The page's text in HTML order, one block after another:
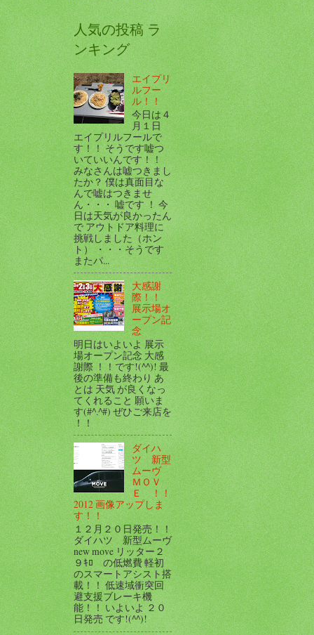
人気の投稿 ラ
ンキング
エイプリ
ルフー
ル！！
今日は４
月１日
エイプリルフールで
す！！ そうです嘘つ
いていいんです！！
みなさんは嘘つきまし
たか？ 僕は真面目な
んで嘘はつきませ
ん・・・ 嘘です ！ 今
日は天気が良かったん
で アウトドア料理に
挑戦しました（ホン
ト） ・・・そうです
またパ...
大感謝
際！！
展示場オ
ープン記
念
明日はいよいよ 展示
場オープン記念 大感
謝際 ！！です!(^^)! 最
後の準備も終わり あ
とは 天気 が良くなっ
てくれること 願いま
す(#^.^#) ぜひご来店を
！！
ダイハ
ツ 新型
ムーヴ
ＭＯＶ
Ｅ ！！
2012 画像アップしま
す！！
１２月２０日発売！！
ダイハツ 新型ムーヴ
new move リッター２
９ｷﾛ の低燃費 軽初
のスマートアシスト搭
載！！ 低速域衝突回
避支援ブレーキ機
能！！ いよいよ ２０
日発売 です!(^^)!